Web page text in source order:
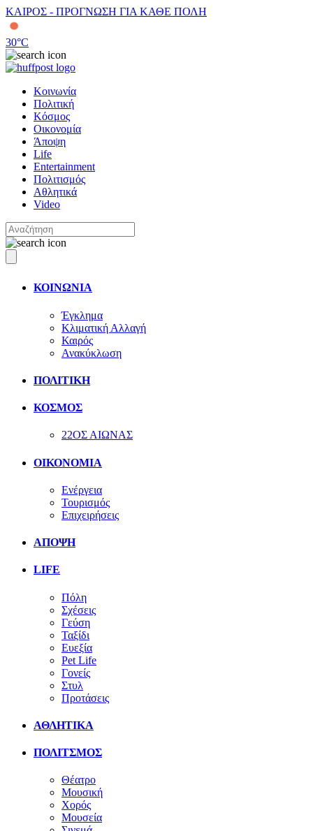
ΚΑΙΡΟΣ - ΠΡΟΓΝΩΣΗ ΓΙΑ ΚΑΘΕ ΠΟΛΗ
30°C
Κοινωνία
Πολιτική
Κόσμος
Οικονομία
Άποψη
Life
Entertainment
Πολιτισμός
Αθλητικά
Video
ΚΟΙΝΩΝΙΑ
Έγκλημα
Κλιματική Αλλαγή
Καιρός
Ανακύκλωση
ΠΟΛΙΤΙΚΗ
ΚΟΣΜΟΣ
22ΟΣ ΑΙΩΝΑΣ
ΟΙΚΟΝΟΜΙΑ
Ενέργεια
Τουρισμός
Επιχειρήσεις
ΑΠΟΨΗ
LIFE
Πόλη
Σχέσεις
Γεύση
Ταξίδι
Ευεξία
Pet Life
Γονείς
Στυλ
Προτάσεις
ΑΘΛΗΤΙΚΑ
ΠΟΛΙΤΣΜΟΣ
Θέατρο
Μουσική
Χορός
Μουσεία